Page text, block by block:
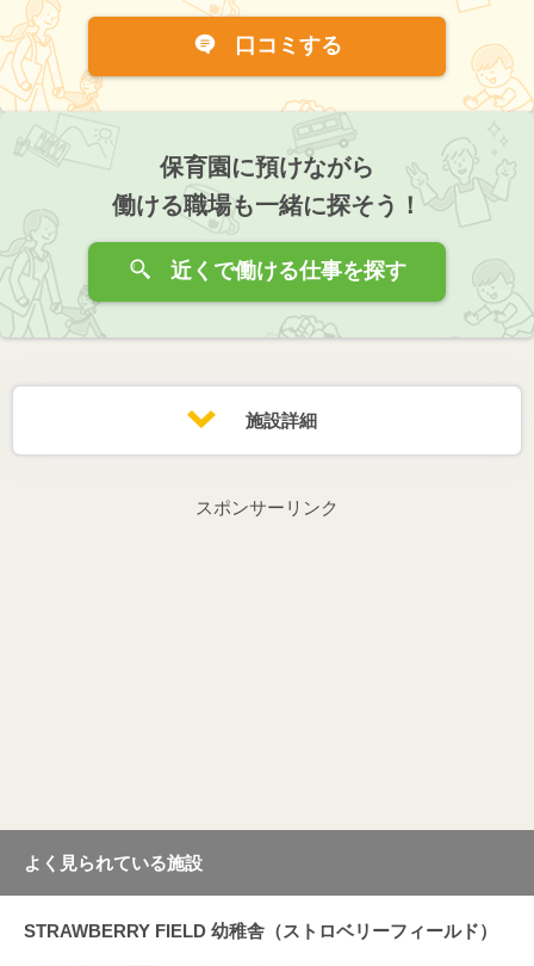
口コミする
保育園に預けながら
働ける職場も一緒に探そう！
近くで働ける仕事を探す
施設詳細
スポンサーリンク
よく見られている施設
STRAWBERRY FIELD 幼稚舎（ストロベリーフィールド）